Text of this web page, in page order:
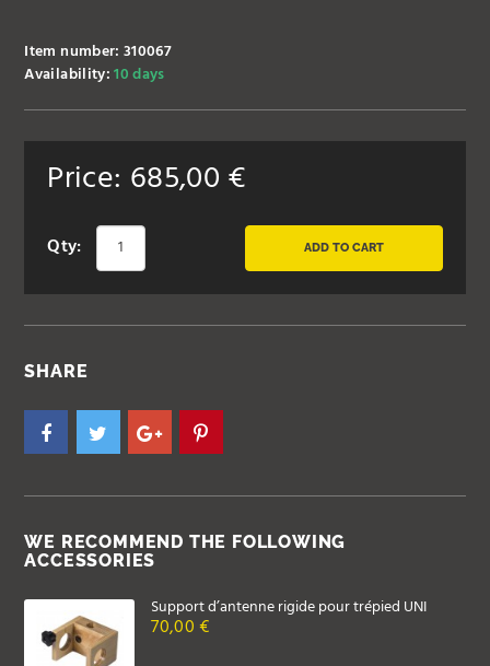
Item number: 310067
Availability:10 days
Price: 685,00 €
Qty: ADD TO CART
SHARE
WE RECOMMEND THE FOLLOWING
ACCESSORIES
Support d’antenne rigide pour trépied UNI
70,00 €